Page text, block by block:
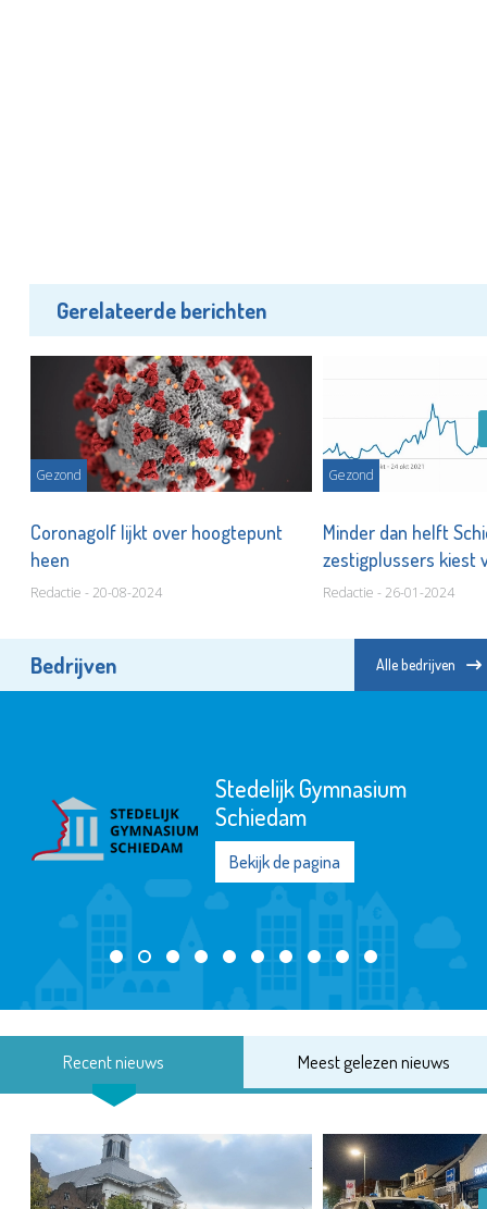
Gerelateerde berichten
Gezond
Coronagolf lijkt over hoogtepunt
heen
Redactie - 20-08-2024
Gezond
Minder dan helft
zestigplussers kiest
Redactie - 26-01-2024
Bedrijven Alle bedrijven
Stedelijk Gymnasium
Schiedam
Bekijk de pagina
Recent nieuws Meest gelezen nieuws